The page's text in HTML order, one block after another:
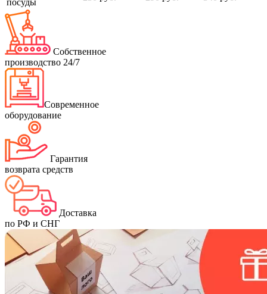
посуды
Собственное
производство 24/7
Современное
оборудование
Гарантия
возврата средств
Доставка
по РФ и СНГ